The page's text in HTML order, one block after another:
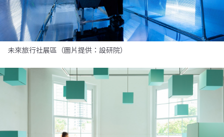
未來旅行社展區（圖片提供：設研院）